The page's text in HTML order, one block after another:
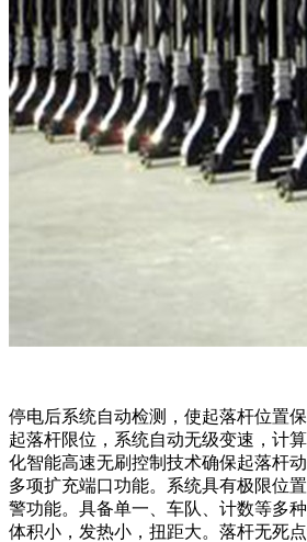
停电后系统自动检测，使起落杆位置
起落杆限位，系统自动无级变速，计
化智能高速无刷控制技术确保起落杆
多项扩充端口功能。系统具有极限位
警功能。具备单一、车队、计数等多
体积小，发热小，扭距大。落杆无死